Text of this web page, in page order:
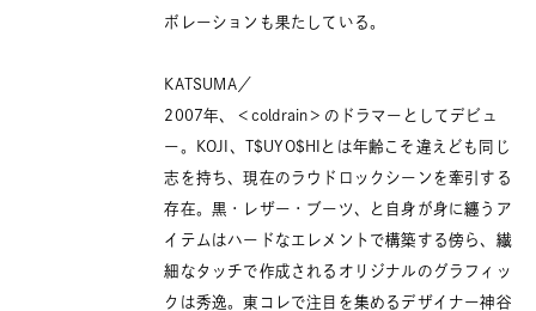
ボレーションも果たしている。
KATSUMA／
2007年、＜coldrain＞のドラマーとしてデビュ
ー。KOJI、T$UYO$HIとは年齢こそ違えども同じ
志を持ち、現在のラウドロックシーンを牽引する
存在。黒・レザー・ブーツ、と自身が身に纏うア
イテムはハードなエレメントで構築する傍ら、繊
細なタッチで作成されるオリジナルのグラフィッ
クは秀逸。東コレで注目を集めるデザイナー神谷